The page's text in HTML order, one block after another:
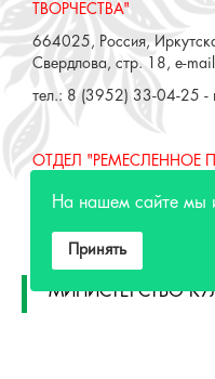
ТВОРЧЕСТВА"
664025, Россия,
Свердлова, стр. 18, e-
тел.: 8 (3952) 33-04-25 -
ОТДЕЛ "РЕМЕСЛЕННОЕ
664025, Россия,
тел.: 8 (3952) 48-71-30
МИНИСТЕРСТВО
На нашем сайте мы
Принять